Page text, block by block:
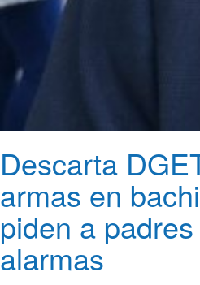
Descarta
armas en
piden a
alarmas